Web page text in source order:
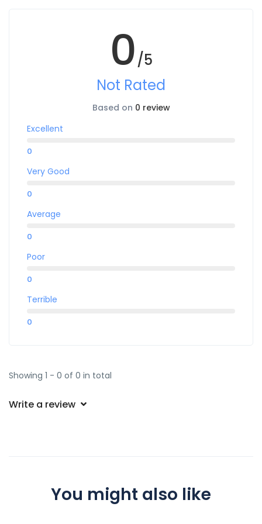
0/5
Not Rated
Based on 0 review
Excellent
0
Very Good
0
Average
0
Poor
0
Terrible
0
Showing 1 - 0 of 0 in total
Write a review
You might also like